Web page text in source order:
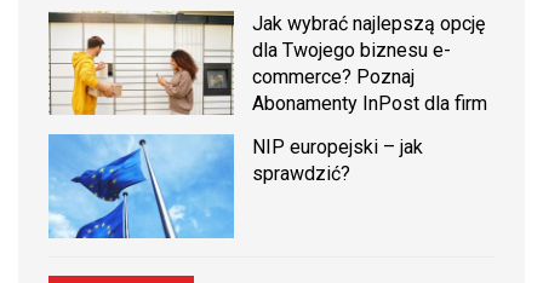
Jak wybrać najlepszą opcję
dla Twojego biznesu e-
commerce? Poznaj
Abonamenty InPost dla firm
NIP europejski – jak
sprawdzić?